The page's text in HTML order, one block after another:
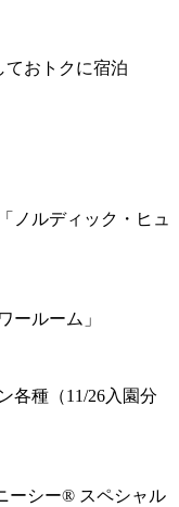
おトクに宿泊
ノルディック・ヒュ
ールーム」
各種（11/26入園分
ーシー® スペシャル